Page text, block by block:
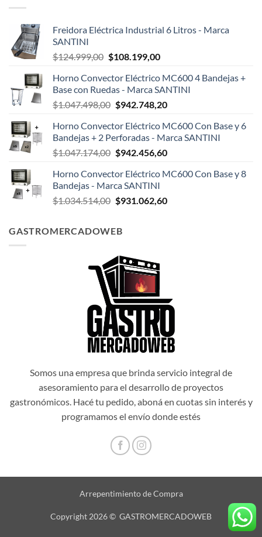
Freidora Eléctrica Industrial 6 Litros - Marca
SANTINI
$124.999,00 El
original
era:
$124.999,00.
$108.199,00El
actual
es:
$108.199,00.
Horno Convector Eléctrico MC600 4 Bandejas +
Base con Ruedas - Marca SANTINI
$1.047.498,00 El
original
era:
$1.047.498,00.
$942.748,20El
actual
es:
$942.748,20.
Horno Convector Eléctrico MC600 Con Base y 6
Bandejas + 2 Perforadas - Marca SANTINI
$1.047.174,00 El
original
era:
$1.047.174,00.
$942.456,60El
actual
$942.456,60.
Horno Convector Eléctrico MC600 Con Base y 8
Bandejas - Marca SANTINI
$1.034.514,00 El
era:
$931.062,60El
GASTROMERCADOWEB
Somos una empresa que brinda servicio integral de
asesoramiento para el desarrollo de proyectos
gastronómicos. Hacé tu pedido, aboná en cuotas sin interés y
programamos el envío donde estés
Arrepentimiento de Compra
Copyright 2026 © GASTROMERCADOWEB